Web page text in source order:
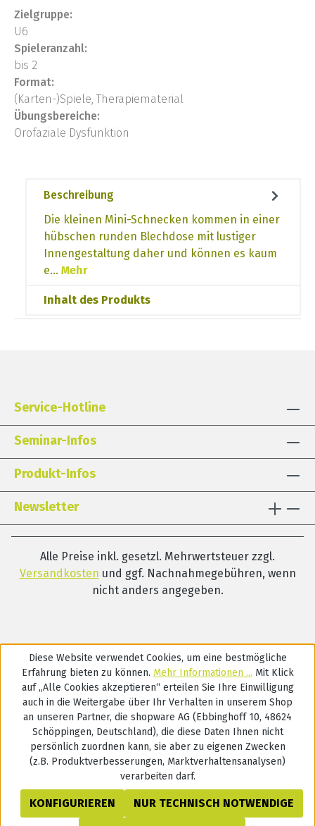
Zielgruppe:
U6
Spieleranzahl:
bis 2
Format:
(Karten-)Spiele, Therapiematerial
Übungsbereiche:
Orofaziale Dysfunktion
Beschreibung
Die kleinen Mini-Schnecken kommen in einer
hübschen runden Blechdose mit lustiger
Innengestaltung daher und können es kaum
e… Mehr
Inhalt des Produkts
Service-Hotline
Seminar-Infos
Produkt-Infos
Newsletter
Alle Preise inkl. gesetzl. Mehrwertsteuer zzgl.
Versandkosten und ggf. Nachnahmegebühren, wenn
nicht anders angegeben.
Diese Website verwendet Cookies, um eine bestmögliche
Erfahrung bieten zu können. Mehr Informationen ... Mit Klick
auf „Alle Cookies akzeptieren“ erteilen Sie Ihre Einwilligung
auch in die Weitergabe über Ihr Verhalten in unserem Shop
an unseren Partner, die shopware AG (Ebbinghoff 10, 48624
Schöppingen, Deutschland), die diese Daten Ihnen nicht
persönlich zuordnen kann, sie aber zu eigenen Zwecken
(z.B. Produktverbesserungen, Marktverhaltensanalysen)
verarbeiten darf.
NUR TECHNISCH NOTWENDIGE
KONFIGURIEREN